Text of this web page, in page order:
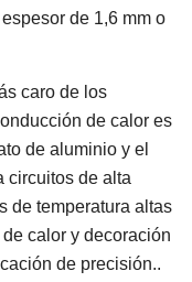
de 1,6 mm o
caro de los
de calor es
de aluminio y el
circuitos de alta
de temperatura altas
calor y decoración
de precisión..